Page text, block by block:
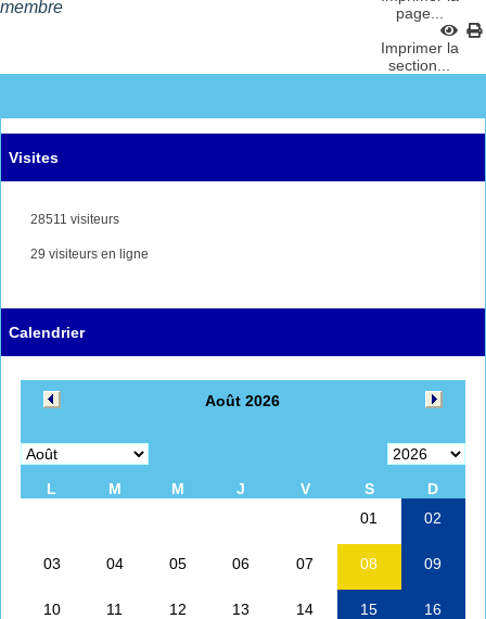
membre
page...
Imprimer la
section...
Visites
28511 visiteurs
29 visiteurs en ligne
Calendrier